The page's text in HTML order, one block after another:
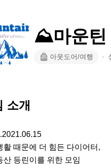
⛰️마운틴
아웃도어/여행 ∙
소개
활 때문에 더 힘든 다이어터,
산 등린이를 위한 모임